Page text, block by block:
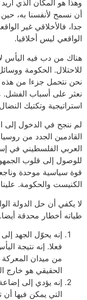
وهذا هو المكان الذي
أن نسمح لأنفسنا به،
جدا، فالأخلاقي غير
الواقعي ليس أخلاقيا.
هناك من دب فيه اليأس
للاحتلال. الحكومة
نحن نتحمل جزءا من هذه
نعثر على أسباب
استراتيجية وتكتيك
لم ننجح في الدخول إلى
القادمين الجدد من
العربي الفلسطيني في
للوصول إلى قلوب
قوة سياسية موحدة
الكنيست والحكومة.
لا يكفي أن حل الدولة
طياته أخطار محدقة أيضا.
إنه يحوّل الجهد
فعلا. إنه نتيجة
من ميدان المعركة
الحقيقي هو خارج
إنه يؤدي إلى
التي يمكن فيها أن